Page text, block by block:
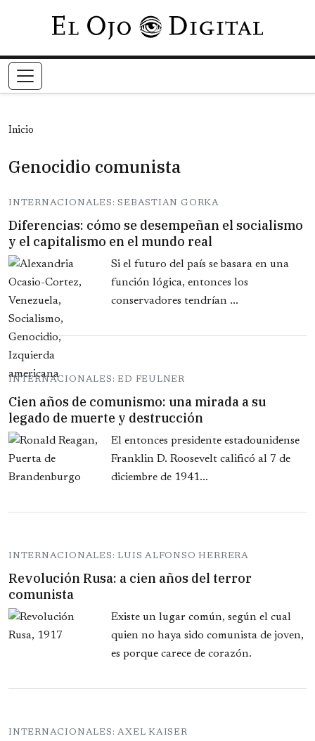
Pasar al contenido principal
Inicio
Genocidio comunista
INTERNACIONALES: SEBASTIAN GORKA
Diferencias: cómo se desempeñan el socialismo
y el capitalismo en el mundo real
Si el futuro del país se basara en una
función lógica, entonces los
conservadores tendrían ...
INTERNACIONALES: ED FEULNER
Cien años de comunismo: una mirada a su
legado de muerte y destrucción
El entonces presidente estadounidense
Franklin D. Roosevelt calificó al 7 de
diciembre de 1941...
INTERNACIONALES: LUIS ALFONSO HERRERA
Revolución Rusa: a cien años del terror
comunista
Existe un lugar común, según el cual
quien no haya sido comunista de joven,
es porque carece de corazón.
INTERNACIONALES: AXEL KAISER